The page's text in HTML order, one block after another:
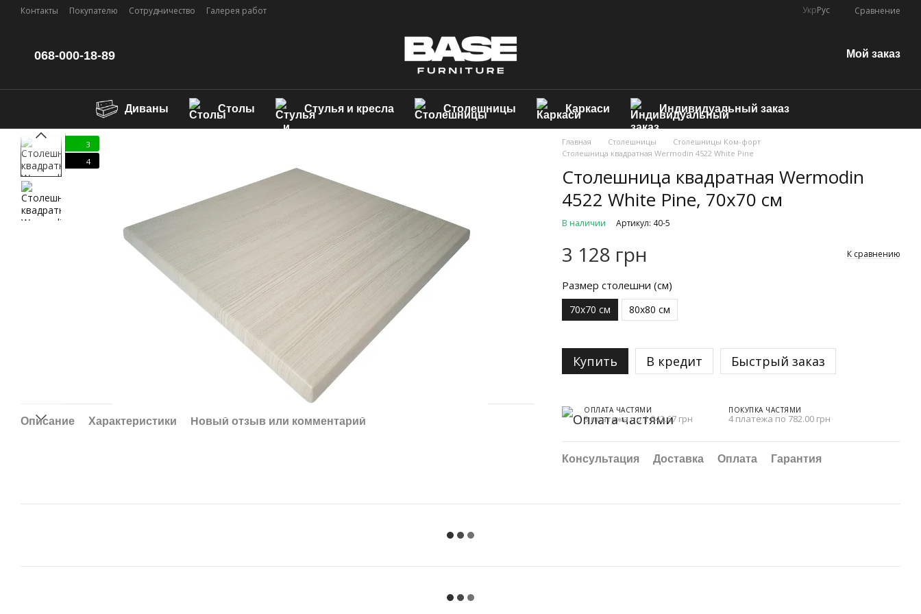
Перейти к основному контенту
Контакты Покупателю Сотрудничество Галерея работ УкрРус Сравнение
068-000-18-89 Мой заказ
Диваны Столы Стулья и кресла Столешницы Каркаси Индивидуальный заказ
3
4
Описание Характеристики Новый отзыв или комментарий
Главная Столешницы
Столешницы Ком-форт
Столешница квадратная Wermodin 4522 White Pine
Столешница квадратная Wermodin
4522 White Pine, 70х70 см
В наличии Артикул: 40-5
3 128 грн К сравнению
Размер столешни (см)
70х70 см 80х80 см
Купить В кредит Быстрый заказ
ОПЛАТА ЧАСТЯМИ
3 платежа по 1 042.67 грн
ПОКУПКА ЧАСТЯМИ
4 платежа по 782.00 грн
Консультация Доставка Оплата Гарантия